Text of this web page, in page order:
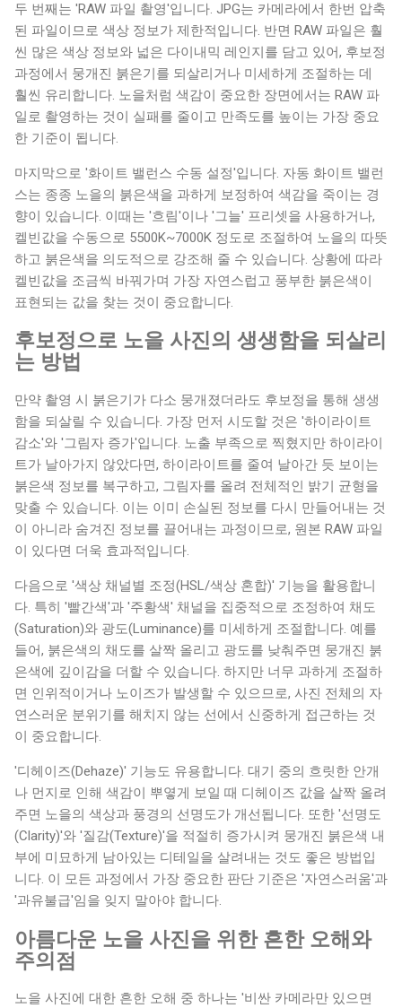
두 번째는 'RAW 파일 촬영'입니다. JPG는 카메라에서 한번 압축
된 파일이므로 색상 정보가 제한적입니다. 반면 RAW 파일은 훨
씬 많은 색상 정보와 넓은 다이내믹 레인지를 담고 있어, 후보정
과정에서 뭉개진 붉은기를 되살리거나 미세하게 조절하는 데
훨씬 유리합니다. 노을처럼 색감이 중요한 장면에서는 RAW 파
일로 촬영하는 것이 실패를 줄이고 만족도를 높이는 가장 중요
한 기준이 됩니다.
마지막으로 '화이트 밸런스 수동 설정'입니다. 자동 화이트 밸런
스는 종종 노을의 붉은색을 과하게 보정하여 색감을 죽이는 경
향이 있습니다. 이때는 '흐림'이나 '그늘' 프리셋을 사용하거나,
켈빈값을 수동으로 5500K~7000K 정도로 조절하여 노을의 따뜻
하고 붉은색을 의도적으로 강조해 줄 수 있습니다. 상황에 따라
켈빈값을 조금씩 바꿔가며 가장 자연스럽고 풍부한 붉은색이
표현되는 값을 찾는 것이 중요합니다.
후보정으로 노을 사진의 생생함을 되살리
는 방법
만약 촬영 시 붉은기가 다소 뭉개졌더라도 후보정을 통해 생생
함을 되살릴 수 있습니다. 가장 먼저 시도할 것은 '하이라이트
감소'와 '그림자 증가'입니다. 노출 부족으로 찍혔지만 하이라이
트가 날아가지 않았다면, 하이라이트를 줄여 날아간 듯 보이는
붉은색 정보를 복구하고, 그림자를 올려 전체적인 밝기 균형을
맞출 수 있습니다. 이는 이미 손실된 정보를 다시 만들어내는 것
이 아니라 숨겨진 정보를 끌어내는 과정이므로, 원본 RAW 파일
이 있다면 더욱 효과적입니다.
다음으로 '색상 채널별 조정(HSL/색상 혼합)' 기능을 활용합니
다. 특히 '빨간색'과 '주황색' 채널을 집중적으로 조정하여 채도
(Saturation)와 광도(Luminance)를 미세하게 조절합니다. 예를
들어, 붉은색의 채도를 살짝 올리고 광도를 낮춰주면 뭉개진 붉
은색에 깊이감을 더할 수 있습니다. 하지만 너무 과하게 조절하
면 인위적이거나 노이즈가 발생할 수 있으므로, 사진 전체의 자
연스러운 분위기를 해치지 않는 선에서 신중하게 접근하는 것
이 중요합니다.
'디헤이즈(Dehaze)' 기능도 유용합니다. 대기 중의 흐릿한 안개
나 먼지로 인해 색감이 뿌옇게 보일 때 디헤이즈 값을 살짝 올려
주면 노을의 색상과 풍경의 선명도가 개선됩니다. 또한 '선명도
(Clarity)'와 '질감(Texture)'을 적절히 증가시켜 뭉개진 붉은색 내
부에 미묘하게 남아있는 디테일을 살려내는 것도 좋은 방법입
니다. 이 모든 과정에서 가장 중요한 판단 기준은 '자연스러움'과
'과유불급'임을 잊지 말아야 합니다.
아름다운 노을 사진을 위한 흔한 오해와
주의점
노을 사진에 대한 흔한 오해 중 하나는 '비싼 카메라만 있으면